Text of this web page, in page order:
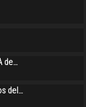
de…
del…